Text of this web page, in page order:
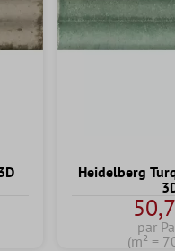
Heidelberg
par
(m² =